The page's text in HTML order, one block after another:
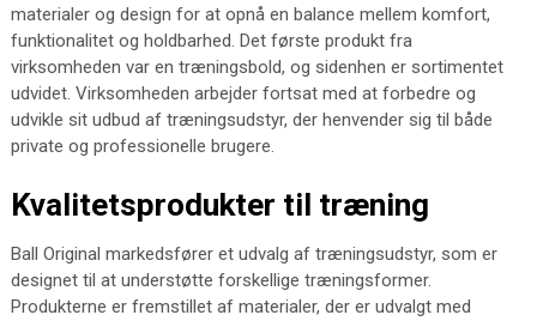
materialer og design for at opnå en balance mellem komfort,
funktionalitet og holdbarhed. Det første produkt fra
virksomheden var en træningsbold, og sidenhen er sortimentet
udvidet. Virksomheden arbejder fortsat med at forbedre og
udvikle sit udbud af træningsudstyr, der henvender sig til både
private og professionelle brugere.
Kvalitetsprodukter til træning
Ball Original markedsfører et udvalg af træningsudstyr, som er
designet til at understøtte forskellige træningsformer.
Produkterne er fremstillet af materialer, der er udvalgt med